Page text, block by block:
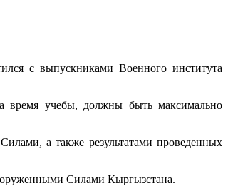
с выпускниками Военного института
время учебы, должны быть максимально
а также результатами проведенных
Силами Кыргызстана.